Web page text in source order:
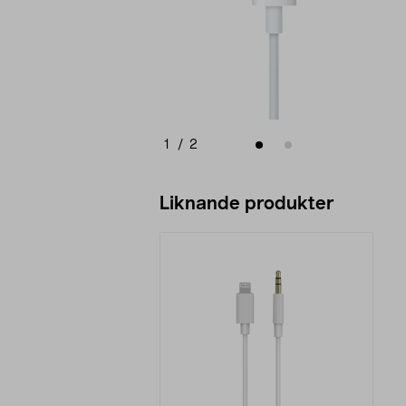
1 / 2
Liknande produkter